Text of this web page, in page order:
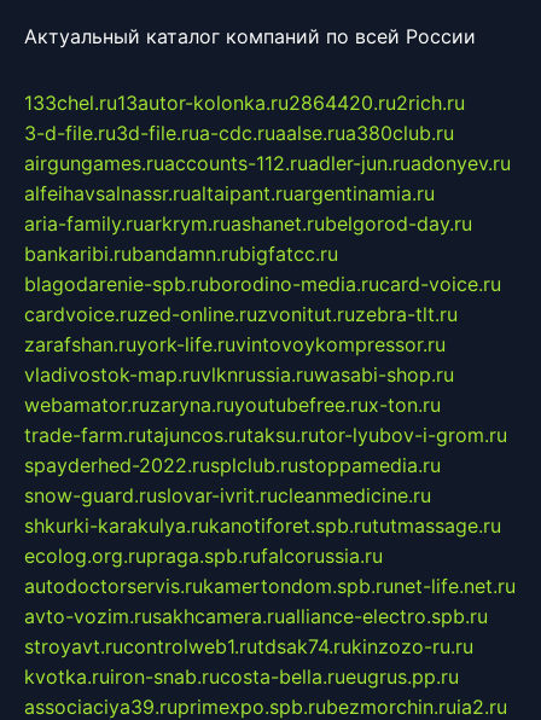
Актуальный каталог компаний по всей России
133chel.ru13autor-kolonka.ru2864420.ru2rich.ru
3-d-file.ru3d-file.rua-cdc.ruaalse.rua380club.ru
airgungames.ruaccounts-112.ruadler-jun.ruadonyev.ru
alfeihavsalnassr.rualtaipant.ruargentinamia.ru
aria-family.ruarkrym.ruashanet.rubelgorod-day.ru
bankaribi.rubandamn.rubigfatcc.ru
blagodarenie-spb.ruborodino-media.rucard-voice.ru
cardvoice.ruzed-online.ruzvonitut.ruzebra-tlt.ru
zarafshan.ruyork-life.ruvintovoykompressor.ru
vladivostok-map.ruvlknrussia.ruwasabi-shop.ru
webamator.ruzaryna.ruyoutubefree.rux-ton.ru
trade-farm.rutajuncos.rutaksu.rutor-lyubov-i-grom.ru
spayderhed-2022.rusplclub.rustoppamedia.ru
snow-guard.ruslovar-ivrit.rucleanmedicine.ru
shkurki-karakulya.rukanotiforet.spb.rututmassage.ru
ecolog.org.rupraga.spb.rufalcorussia.ru
autodoctorservis.rukamertondom.spb.runet-life.net.ru
avto-vozim.rusakhcamera.rualliance-electro.spb.ru
stroyavt.rucontrolweb1.rutdsak74.rukinzozo-ru.ru
kvotka.ruiron-snab.rucosta-bella.rueugrus.pp.ru
associaciya39.ruprimexpo.spb.rubezmorchin.ruia2.ru